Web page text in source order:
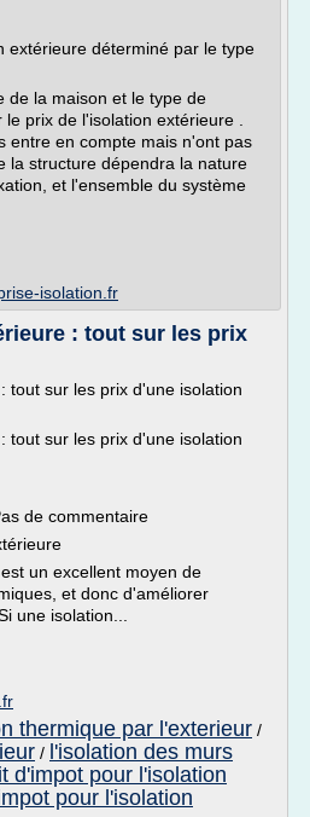
extérieure déterminé par le type
de la maison et le type de
prix de l'isolation extérieure .
entre en compte mais n'ont pas
la structure dépendra la nature
et l'ensemble du système
isolation.fr
: tout sur les prix
tout sur les prix d'une isolation
tout sur les prix d'une isolation
de commentaire
un excellent moyen de
et donc d'améliorer
une isolation...
thermique par l'exterieur /
/ l'isolation des murs
d'impot pour l'isolation
pour l'isolation